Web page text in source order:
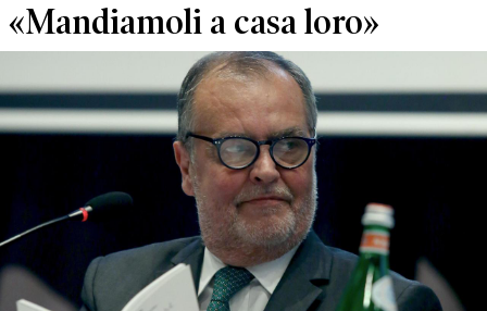
«Mandiamoli a casa loro»